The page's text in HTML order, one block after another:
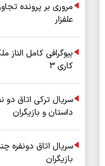
مروری بر پرونده
علفزار
بیوگرافی کامل
کاری ۳
سریال ترکی اتاق
داستان و بازیگران
سریال اتاق
بازیگران